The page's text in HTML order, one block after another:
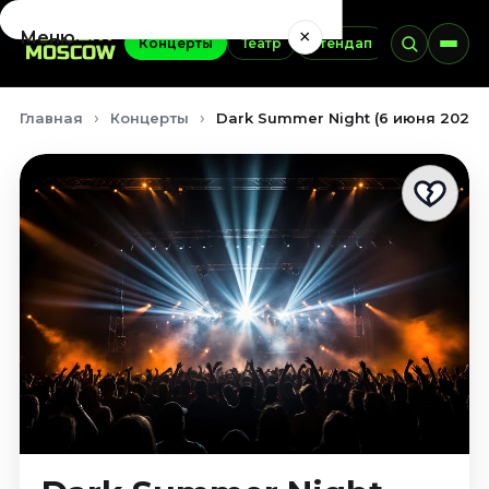
Концерты Театр Стендап Выставки
Меню ×
Сентябрь 2026
Октябрь 2026
Декабрь 2026
Январь 2027
Театр
Август 2026
Сентябрь 2026
Октябрь 2026
Ноябрь 2026
Главная Концерты Dark Summer Night (6 июня 2026)